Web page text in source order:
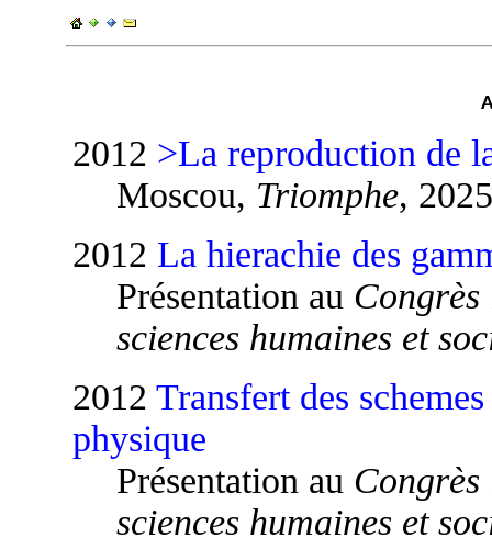
2012 >La reproduction de
Moscou, Triomphe, 2025
2012 La hierachie des
Présentation au
sciences humaines et
2012 Transfert des
physique
Présentation au
sciences humaines et